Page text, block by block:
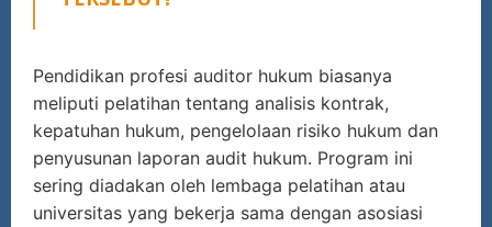
Pendidikan profesi auditor hukum biasanya
meliputi pelatihan tentang analisis kontrak,
kepatuhan hukum, pengelolaan risiko hukum dan
penyusunan laporan audit hukum. Program ini
sering diadakan oleh lembaga pelatihan atau
universitas yang bekerja sama dengan asosiasi